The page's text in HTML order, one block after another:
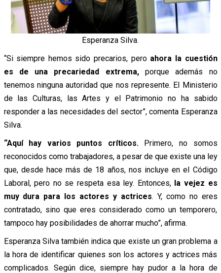
Esperanza Silva.
“Si siempre hemos sido precarios, peroahora la cuestión
es de una precariedad extrema, porque además no
tenemos ninguna autoridad que nos represente. El Ministerio
de las Culturas, las Artes y el Patrimonio no ha sabido
responder a las necesidades del sector”, comenta Esperanza
Silva.
“Aquí hay varios puntos críticos. Primero, no somos
reconocidos como trabajadores, a pesar de que existe una ley
que, desde hace más de 18 años, nos incluye en el Código
Laboral, pero no se respeta esa ley. Entonces, la vejez es
muy dura para los actores y actrices. Y, como no eres
contratado, sino que eres considerado como un temporero,
tampoco hay posibilidades de ahorrar mucho”, afirma.
Esperanza Silva también indica que existe un gran problema a
la hora de identificar quienes son los actores y actrices más
complicados. Según dice, siempre hay pudor a la hora de